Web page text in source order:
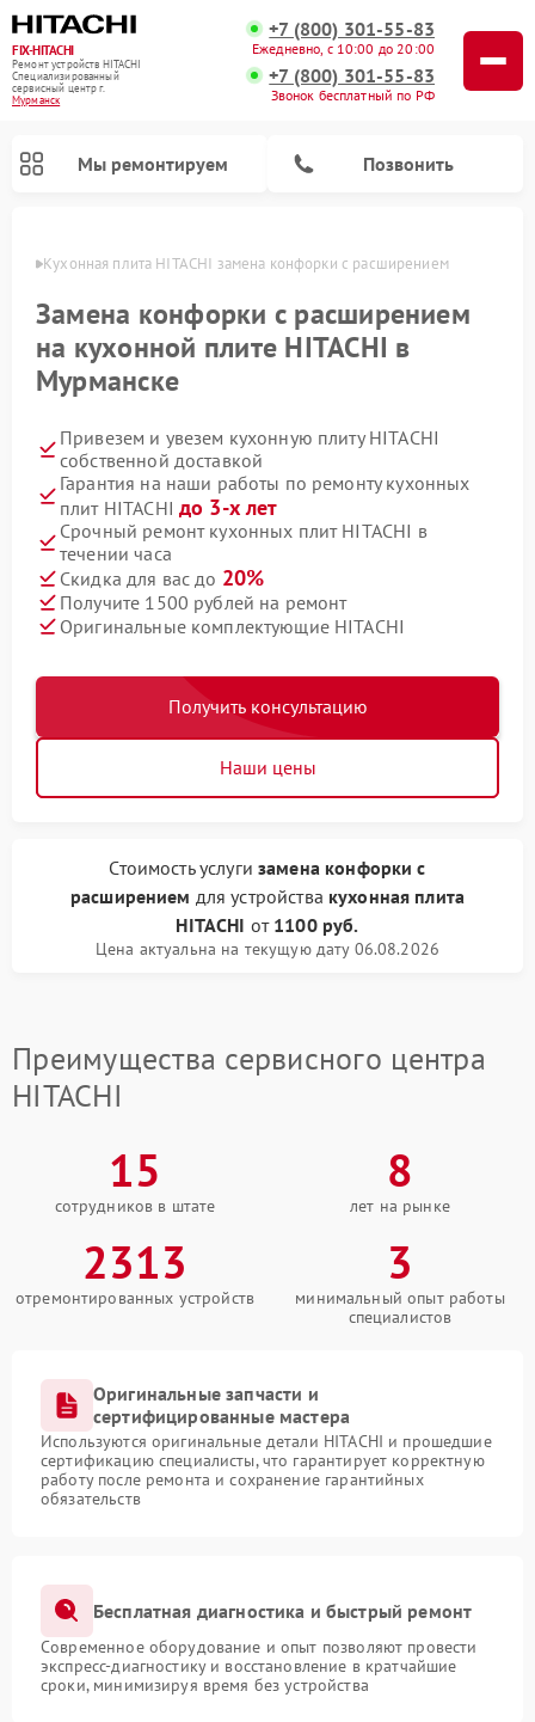
FIX-HITACHI
Ремонт устройств HITACHI
Специализированный
cервисный центр г.
Мурманск
+7 (800) 301-55-83
Ежедневно, с 10:00 до 20:00
+7 (800) 301-55-83
Звонок бесплатный по РФ
Мы ремонтируем Позвонить
Кухонная плита HITACHI замена конфорки с расширением
Замена конфорки с расширением
на кухонной плите HITACHI в
Мурманске
Привезем и увезем кухонную плиту HITACHI
собственной доставкой
Гарантия на наши работы по ремонту кухонных
плит HITACHI до 3-х лет
Срочный ремонт кухонных плит HITACHI в
течении часа
Скидка для вас до 20%
Получите 1500 рублей на ремонт
Оригинальные комплектующие HITACHI
Получить консультацию
Наши цены
Стоимость услуги замена конфорки с
расширением для устройства кухонная плита
HITACHI от 1100 руб.
Цена актуальна на текущую дату 06.08.2026
Преимущества сервисного центра
HITACHI
15
сотрудников в штате
8
лет на рынке
2313
отремонтированных устройств
3
минимальный опыт работы
специалистов
Оригинальные запчасти и
сертифицированные мастера
Используются оригинальные детали HITACHI и прошедшие
сертификацию специалисты, что гарантирует корректную
работу после ремонта и сохранение гарантийных
обязательств
Бесплатная диагностика и быстрый ремонт
Современное оборудование и опыт позволяют провести
экспресс-диагностику и восстановление в кратчайшие
сроки, минимизируя время без устройства